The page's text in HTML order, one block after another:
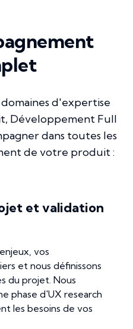
d'expertise
Développement Full
dans toutes les
de votre produit :
et validation
vos
et nous définissons
du projet. Nous
phase d'UX research
les besoins de vos